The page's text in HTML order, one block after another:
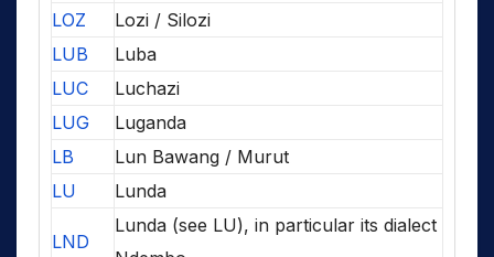
LOZ
Lozi / Silozi
LUB
Luba
LUC
Luchazi
LUG
Luganda
LB
Lun Bawang / Murut
LU
Lunda
LND
Lunda (see LU), in particular its dialect